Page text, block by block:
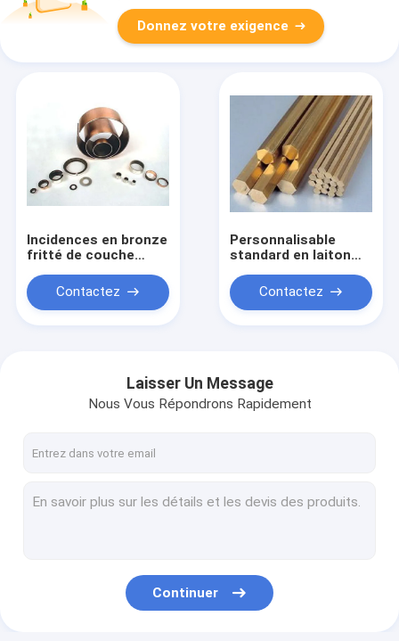
Donnez votre exigence
Incidences en bronze
fritté de couche
l'équipement de
bureau de chaises
Contactez
Personnalisable
standard en laiton
rassemblement
ASTM de résistance
Contactez
Laisser Un Message
Nous Vous Répondrons Rapidement
Continuer